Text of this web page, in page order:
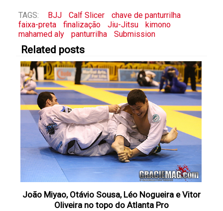
TAGS: BJJ Calf Slicer
chave de panturrilha
faixa-preta
finalização Jiu-Jitsu
kimono
mahamed aly
panturrilha Submission
Related posts
João Miyao, Otávio Sousa, Léo Nogueira e Vitor
Oliveira no topo do Atlanta Pro